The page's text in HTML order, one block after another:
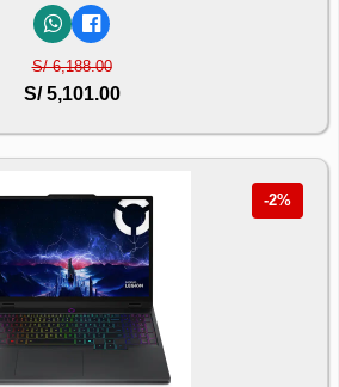
S/ 6,188.00
S/ 5,101.00
-2%